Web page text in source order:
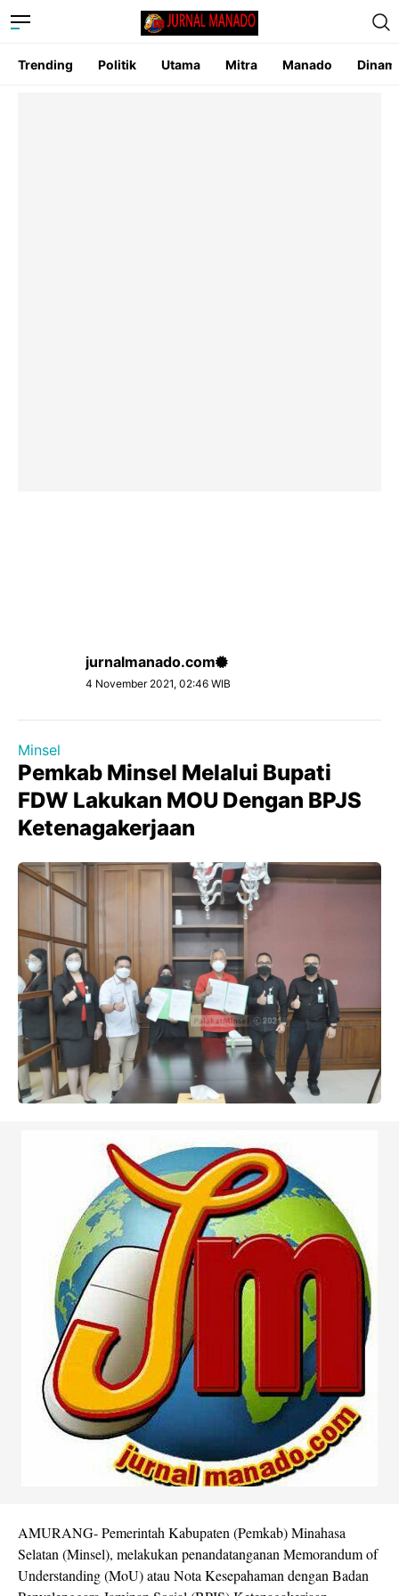
Trending Politik Utama Mitra Manado
jurnalmanado.com
4 November 2021, 02:46 WIB
Minsel
Pemkab Minsel Melalui Bupati
FDW Lakukan MOU Dengan BPJS
Ketenagakerjaan
AMURANG- Pemerintah Kabupaten (Pemkab) Minahasa
Selatan (Minsel), melakukan penandatanganan Memorandum of
Understanding (MoU) atau Nota Kesepahaman dengan Badan